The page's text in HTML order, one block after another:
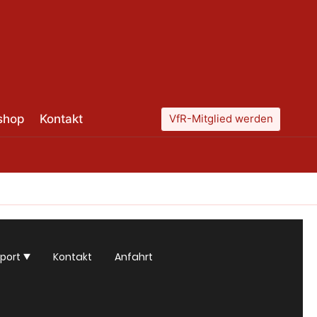
Kontakt VfR-Mitglied werden